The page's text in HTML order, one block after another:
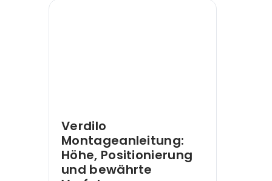
Verdilo
Montageanleitung:
Höhe, Positionierung
und bewährte